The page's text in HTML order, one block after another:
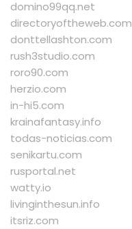
domino99qq.net
directoryoftheweb.com
donttellashton.com
rush3studio.com
roro90.com
herzio.com
in-hi5.com
krainafantasy.info
todas-noticias.com
senikartu.com
rusportal.net
watty.io
livinginthesun.info
itsriz.com